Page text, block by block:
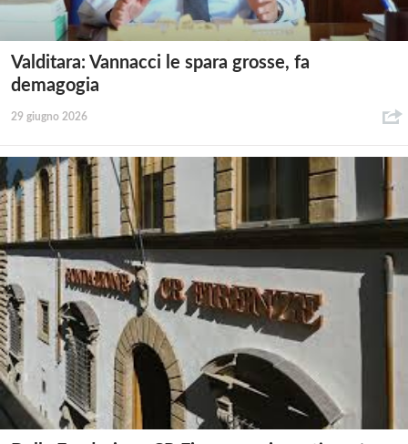
Valditara: Vannacci le spara grosse, fa
demagogia
29 giugno 2026